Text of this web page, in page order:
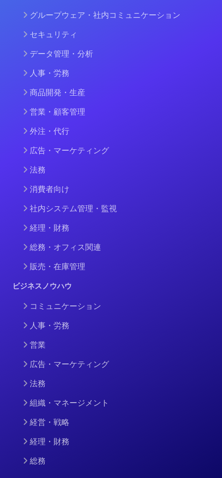
グループウェア・社内コミュニケーション
セキュリティ
データ管理・分析
人事・労務
商品開発・生産
営業・顧客管理
外注・代行
広告・マーケティング
法務
消費者向け
社内システム管理・監視
経理・財務
総務・オフィス関連
販売・在庫管理
ビジネスノウハウ
コミュニケーション
人事・労務
営業
広告・マーケティング
法務
組織・マネージメント
経営・戦略
経理・財務
総務